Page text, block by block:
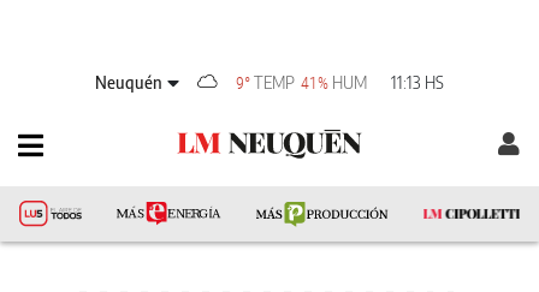
Neuquén 9° TEMP 41% HUM 11:13 HS